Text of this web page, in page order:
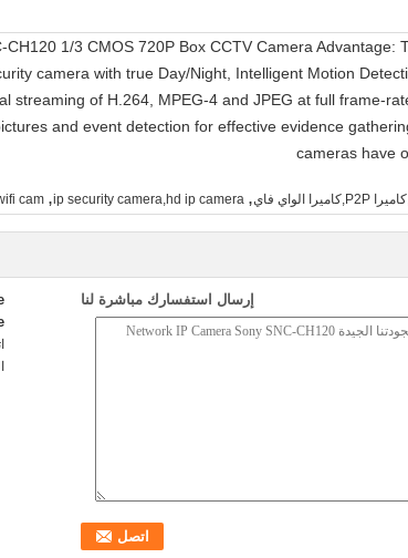
1/3 CMOS 720P Box CCTV Camera Advantage:
camera with true Day/Night, Intelligent Motion
streaming of H.264, MPEG-4 and JPEG at full frame-
and event detection for effective evidence
cameras have
,
ip security camera,hd ip camera
,
cam
إرسال استفسارك مباشرة لنا